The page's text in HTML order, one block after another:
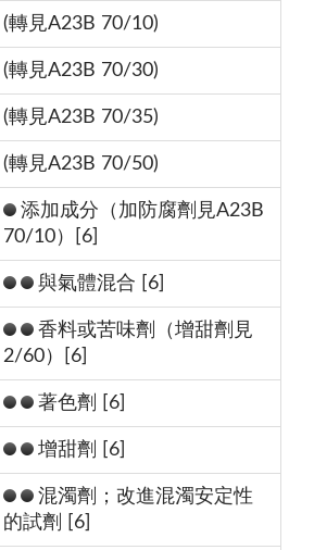
(轉見A23B 70/10)
(轉見A23B 70/30)
(轉見A23B 70/35)
(轉見A23B 70/50)
添加成分（加防腐劑見A23B
70/10）[6]
與氣體混合 [6]
香料或苦味劑（增甜劑見
2/60）[6]
著色劑 [6]
增甜劑 [6]
混濁劑；改進混濁安定性
的試劑 [6]